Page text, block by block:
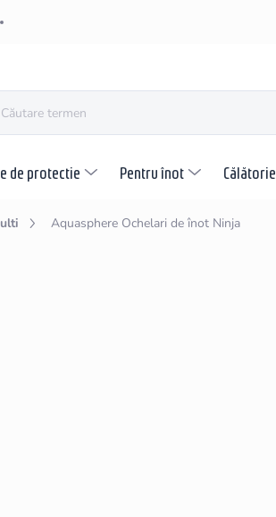
de protectie Pentru înot Călătorie
Aquasphere Ochelari de înot Ninja